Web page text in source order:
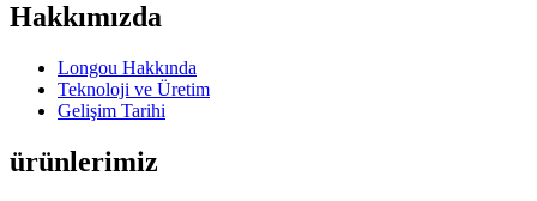
Hakkımızda
Longou Hakkında
Teknoloji ve Üretim
Gelişim Tarihi
ürünlerimiz